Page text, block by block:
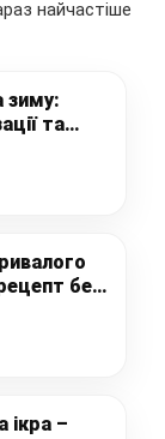
найчастіше
зиму:
та
без
ікра –